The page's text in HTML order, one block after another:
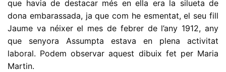
que havia de destacar més en ella era la silueta de
dona embarassada, ja que com he esmentat, el seu fill
Jaume va néixer el mes de febrer de l’any 1912, any
que senyora Assumpta estava en plena activitat
laboral. Podem observar aquest dibuix fet per Maria
Martin.